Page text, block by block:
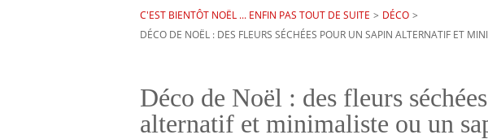
C'EST BIENTÔT NOËL ... ENFIN PAS TOUT DE SUITE > DÉCO >
DÉCO DE NOËL : DES FLEURS SÉCHÉES POUR UN SAPIN ALTERNATIF ET
Déco de Noël : des fleurs
alternatif et minimaliste ou un